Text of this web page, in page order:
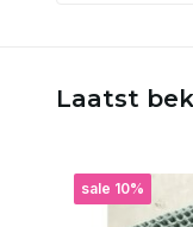
Laatst
sale 10%